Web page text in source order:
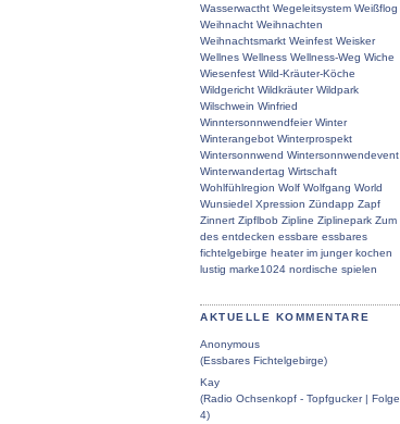
Wasserwactht Wegeleitsystem Weißflog
Weihnacht Weihnachten
Weihnachtsmarkt Weinfest Weisker
Wellnes Wellness Wellness-Weg Wiche
Wiesenfest Wild-Kräuter-Köche
Wildgericht Wildkräuter Wildpark
Wilschwein Winfried
Winntersonnwendfeier Winter
Winterangebot Winterprospekt
Wintersonnwend Wintersonnwendevent
Winterwandertag Wirtschaft
Wohlfühlregion Wolf Wolfgang World
Wunsiedel Xpression Zündapp Zapf
Zinnert Zipflbob Zipline Ziplinepark Zum
des entdecken essbare essbares
fichtelgebirge heater im junger kochen
lustig marke1024 nordische spielen
AKTUELLE KOMMENTARE
Anonymous
(Essbares Fichtelgebirge)
Kay
(Radio Ochsenkopf - Topfgucker | Folge
4)